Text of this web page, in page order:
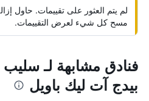
لم يتم العثور على تقييمات. حاول
مسح كل شيء لعرض التقييمات.
فنادق مشابهة لـ
بيدج آت ليك باويل